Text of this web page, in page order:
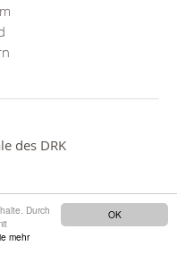
OK
Durch
mehr
des DRK